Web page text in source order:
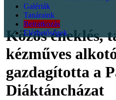
Galériák
Tanáraink
Beiratkozás
Elérhetőségek
<p></p>
Közös éneklés,
kézműves
gazdagította a
Diáktáncházat